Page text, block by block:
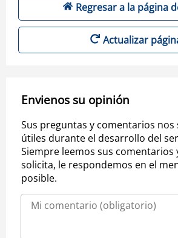
Regresar a la página
Actualizar
Envienos su opinión
Sus preguntas y comentarios nos
útiles durante el desarrollo del
Siempre leemos sus comentarios
solicita, le respondemos en el
posible.